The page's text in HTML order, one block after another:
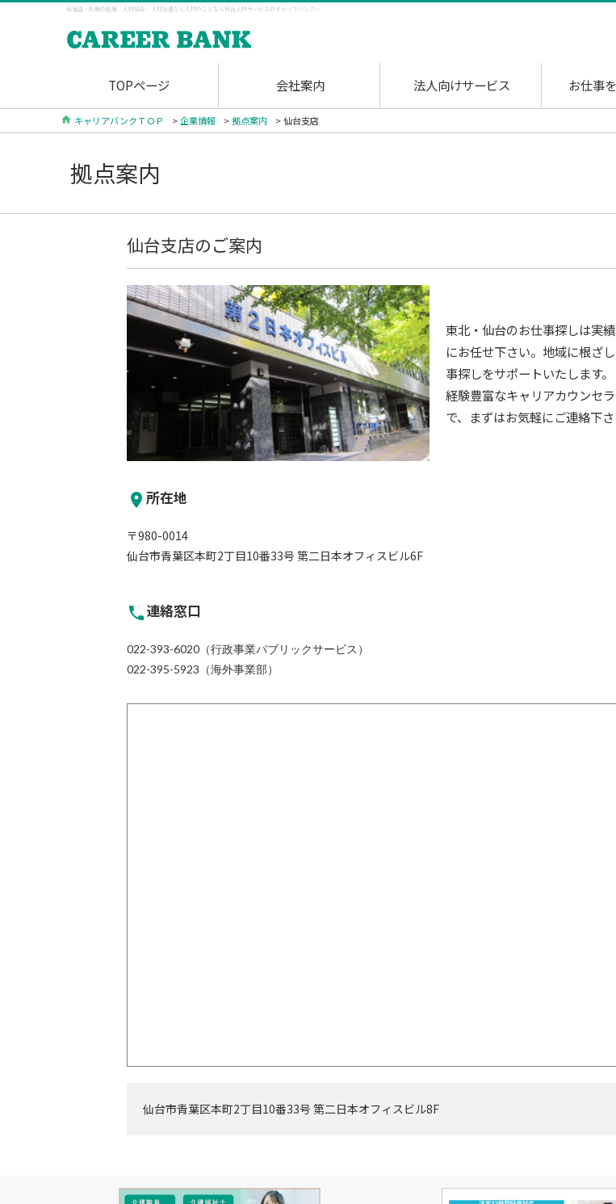
北海道・札幌の転職、人材紹介、人材派遣など人材のことなら総合人材サービスのキャリアバンクへ
TOPページ 会社案内 法人向けサービス お仕事
キャリアバンクＴＯＰ >企業情報 >拠点案内 > 仙台支店
拠点案内
仙台支店のご案内
東北・仙台のお仕事探しは実
にお任せ下さい。地域に根ざ
事探しをサポートいたします。
経験豊富なキャリアカウンセ
で、まずはお気軽にご連絡下さ
place 所在地
〒980-0014
仙台市青葉区本町2丁目10番33号 第二日本オフィスビル6F
phone連絡窓口
022-393-6020（行政事業パブリックサービス）
022-395-5923（海外事業部）
仙台市青葉区本町2丁目10番33号 第二日本オフィスビル8F